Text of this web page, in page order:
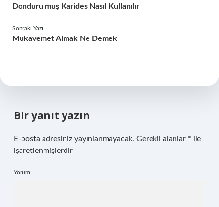
Dondurulmuş Karides Nasıl Kullanılır
Sonraki Yazı
Mukavemet Almak Ne Demek
Bir yanıt yazın
E-posta adresiniz yayınlanmayacak. Gerekli alanlar * ile
işaretlenmişlerdir
Yorum